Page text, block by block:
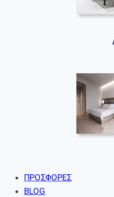
ΠΡΟΣΦΟΡΕΣ
BLOG